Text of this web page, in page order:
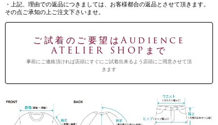
・上記、理由での返品につきましては、お客様都合の返品とさせて頂きます。
その点ご承知の上ご注文下さいませ。
ご試着のご要望はAudience
ATELIER SHOPまで
事前にご連絡頂ければ店頭にすぐにご試着出来るよう店頭にご用意させて頂
きます